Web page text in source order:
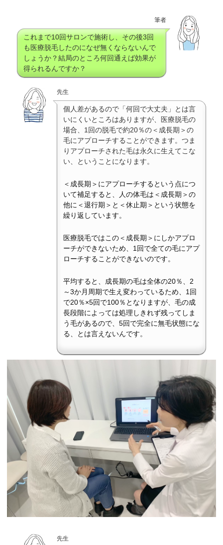
筆者
これまで10回サロンで施術し、その後3回
も医療脱毛したのになぜ無くならないんで
しょうか？結局のところ何回通えば効果が
得られるんですか？
先生
個人差があるので「何回で大丈夫」とは言
いにくいところはありますが、医療脱毛の
場合、1回の脱毛で約20％の＜成長期＞の
毛にアプローチすることができます。つま
りアプローチされた毛は永久に生えてこな
い、ということになります。
＜成長期＞にアプローチするという点につ
いて補足すると、人の体毛は＜成長期＞の
他に＜退行期＞と＜休止期＞という状態を
繰り返しています。
医療脱毛ではこの＜成長期＞にしかアプロ
ーチができないため、1回で全ての毛にアプ
ローチすることができないのです。
平均すると、成長期の毛は全体の20％、2
～3か月周期で生え変わっているため、1回
で20％×5回で100％となりますが、毛の成
長段階によっては処理しきれず残ってしま
う毛があるので、5回で完全に無毛状態にな
る、とは言えないんです。
先生